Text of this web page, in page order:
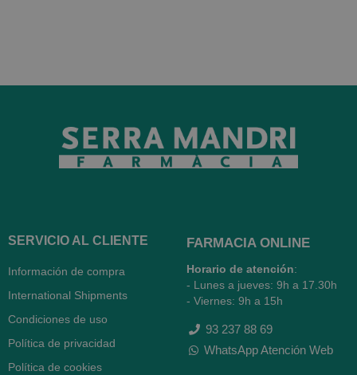
SERVICIO AL CLIENTE
Información de compra
International Shipments
Condiciones de uso
Política de privacidad
Política de cookies
FARMACIA ONLINE
Horario de atención:
- Lunes a jueves: 9h a 17.30h
- Viernes: 9h a 15h
93 237 88 69
WhatsApp Atención Web